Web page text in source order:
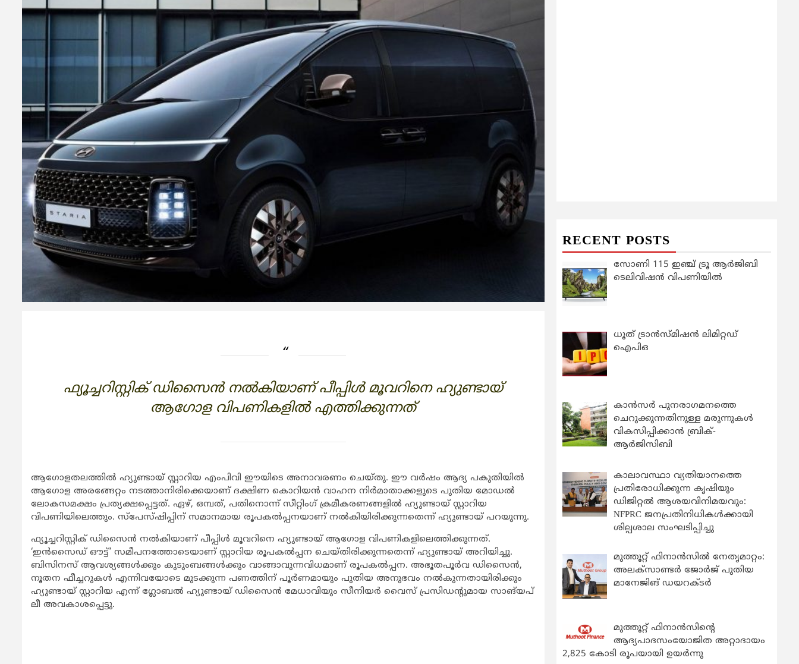
ഫ്യൂച്ചറിസ്റ്റിക് ഡിസൈന്‍ നല്‍കിയാണ് പീപ്പിള്‍ മൂവറിനെ ഹ്യുണ്ടായ്
ആഗോള വിപണികളില്‍ എത്തിക്കുന്നത്
ആഗോളതലത്തില്‍ ഹ്യുണ്ടായ് സ്റ്റാറിയ എംപിവി ഈയിടെ അനാവരണം ചെയ്തു. ഈ വര്‍ഷം ആദ്യ പകുതിയില്‍
ആഗോള അരങ്ങേറ്റം നടത്താനിരിക്കെയാണ് ദക്ഷിണ കൊറിയന്‍ വാഹന നിര്‍മാതാക്കളുടെ പുതിയ മോഡല്‍
ലോകസമക്ഷം പ്രത്യക്ഷപ്പെട്ടത്. ഏഴ്, ഒമ്പത്, പതിനൊന്ന് സീറ്റിംഗ് ക്രമീകരണങ്ങളില്‍ ഹ്യുണ്ടായ് സ്റ്റാറിയ
വിപണിയിലെത്തും. സ്‌പേസ്ഷിപ്പിന് സമാനമായ രൂപകല്‍പ്പനയാണ് നല്‍കിയിരിക്കുന്നതെന്ന് ഹ്യുണ്ടായ് പറയുന്നു.
ഫ്യൂച്ചറിസ്റ്റിക് ഡിസൈന്‍ നല്‍കിയാണ് പീപ്പിള്‍ മൂവറിനെ ഹ്യുണ്ടായ് ആഗോള വിപണികളിലെത്തിക്കുന്നത്.
‘ഇന്‍സൈഡ് ഔട്ട്’ സമീപനത്തോടെയാണ് സ്റ്റാറിയ രൂപകല്‍പ്പന ചെയ്തിരിക്കുന്നതെന്ന് ഹ്യുണ്ടായ് അറിയിച്ചു.
ബിസിനസ് ആവശ്യങ്ങള്‍ക്കും കുടുംബങ്ങള്‍ക്കും വാങ്ങാവുന്നവിധമാണ് രൂപകല്‍പ്പന. അഭൂതപൂര്‍വ ഡിസൈന്‍,
നൂതന ഫീച്ചറുകള്‍ എന്നിവയോടെ മുടക്കുന്ന പണത്തിന് പൂര്‍ണമായും പുതിയ അനുഭവം നല്‍കുന്നതായിരിക്കും
ഹ്യുണ്ടായ് സ്റ്റാറിയ എന്ന് ഗ്ലോബല്‍ ഹ്യുണ്ടായ് ഡിസൈന്‍ മേധാവിയും സീനിയര്‍ വൈസ് പ്രസിഡന്റുമായ സാങ്‌യപ്
ലീ അവകാശപ്പെട്ടു.
RECENT POSTS
സോണി 115 ഇഞ്ച് ട്രൂ ആർജിബി
ടെലിവിഷൻ വിപണിയിൽ
ധൂത് ട്രാൻസ്മിഷൻ ലിമിറ്റഡ്
ഐപിഒ
കാന്‍സര്‍ പുനരാഗമനത്തെ
ചെറുക്കുന്നതിനുള്ള മരുന്നുകള്‍
വികസിപ്പിക്കാന്‍ ബ്രിക്-
ആര്‍ജിസിബി
കാലാവസ്ഥാ വ്യതിയാനത്തെ
പ്രതിരോധിക്കുന്ന കൃഷിയും
ഡിജിറ്റൽ ആശയവിനിമയവും:
NFPRC ജനപ്രതിനിധികൾക്കായി
ശില്പശാല സംഘടിപ്പിച്ചു
മുത്തൂറ്റ് ഫിനാൻസിൽ നേതൃമാറ്റം:
അലക്സാണ്ടർ ജോർജ് പുതിയ
മാനേജിങ് ഡയറക്ടർ
മുത്തൂറ്റ് ഫിനാൻസിന്റെ
ആദ്യപാദസംയോജിത അറ്റാദായം
2,825 കോടി രൂപയായി ഉയർന്നു